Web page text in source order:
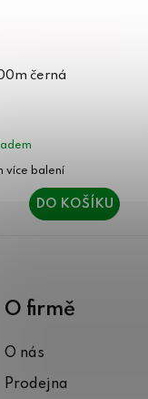
černá
DO KOŠÍKU
O firmě
O nás
Prodejna